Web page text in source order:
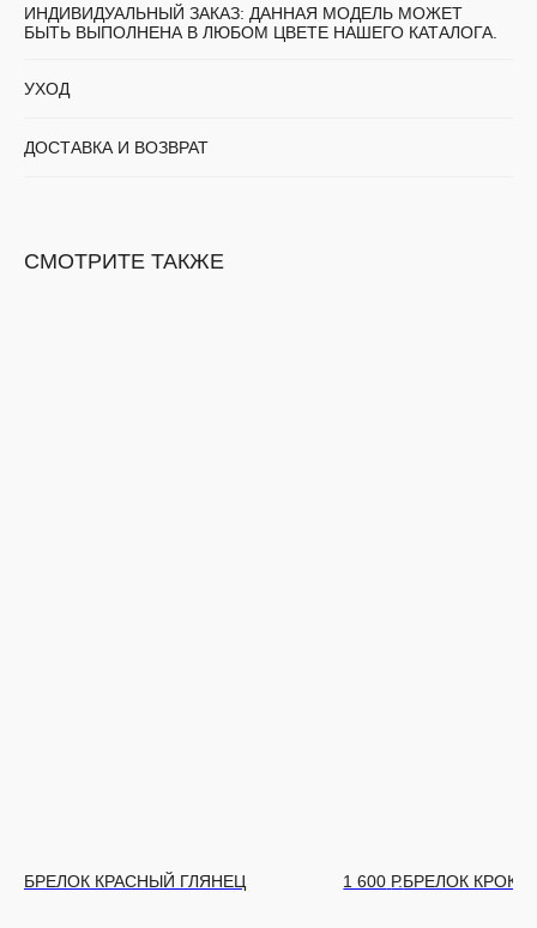
ИНДИВИДУАЛЬНЫЙ ЗАКАЗ: ДАННАЯ МОДЕЛЬ МОЖЕТ
БЫТЬ ВЫПОЛНЕНА В ЛЮБОМ ЦВЕТЕ НАШЕГО КАТАЛОГА.
УХОД
ДОСТАВКА И ВОЗВРАТ
СМОТРИТЕ ТАКЖЕ
БРЕЛОК КРАСНЫЙ ГЛЯНЕЦ 1 600 Р.БРЕЛОК КРОКО